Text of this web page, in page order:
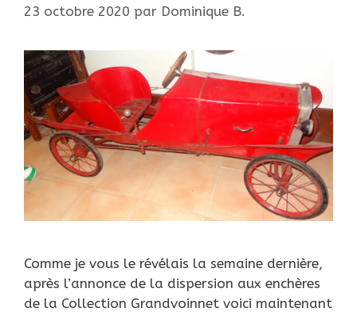
23 octobre 2020 par Dominique B.
Comme je vous le révélais la semaine dernière,
après l’annonce de la dispersion aux enchères
de la Collection Grandvoinnet voici maintenant